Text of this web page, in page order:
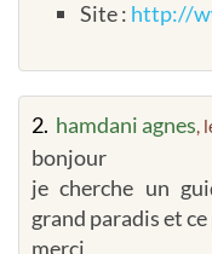
Site : http://
2. hamdani agnes,
bonjour
je cherche un
grand paradis et
merci